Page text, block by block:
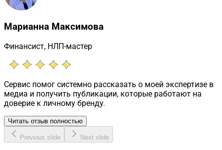
Марианна Максимова
Финансист, НЛП-мастер
Сервис помог системно рассказать о моей экспертизе в
медиа и получить публикации, которые работают на
доверие к личному бренду.
Читать отзыв полностью
Previous slide Next slide